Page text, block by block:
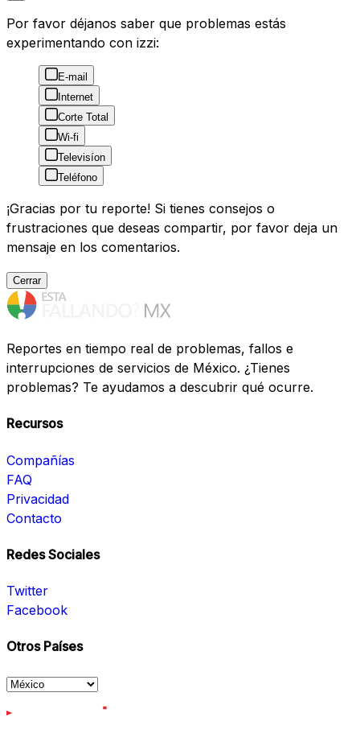
Por favor déjanos saber que problemas estás
experimentando con izzi:
E-mail
Internet
Corte Total
Wi-fi
Televisíon
Teléfono
¡Gracias por tu reporte! Si tienes consejos o
frustraciones que deseas compartir, por favor deja un
mensaje en los comentarios.
Cerrar
Reportes en tiempo real de problemas, fallos e
interrupciones de servicios de México. ¿Tienes
problemas? Te ayudamos a descubrir qué ocurre.
Recursos
Compañías
FAQ
Privacidad
Contacto
Redes Sociales
Twitter
Facebook
Otros Países